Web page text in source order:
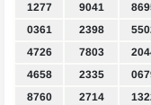
1277
9041
0361
2398
4726
7803
4658
2335
8760
2714